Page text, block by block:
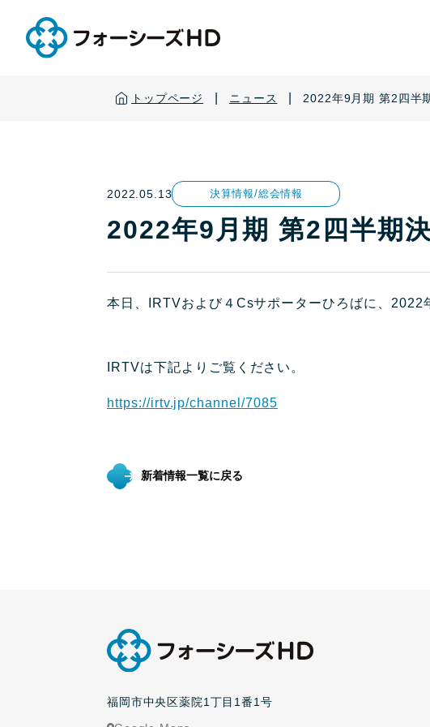
トップページ ニュース 2022年9月期 第2四半
2022.05.13 決算情報/総会情報
2022年9月期 第2四半期
本日、IRTVおよび４Csサポーターひろばに、2022
IRTVは下記よりご覧ください。
https://irtv.jp/channel/7085
新着情報一覧に戻る
福岡市中央区薬院1丁目1番1号